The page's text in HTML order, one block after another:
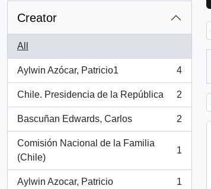
Creator
All
Aylwin Azócar, Patricio1
, 4 results
4
Chile. Presidencia de la República
, 2 results
2
Bascuñan Edwards, Carlos
, 2 results
2
Comisión Nacional de la Familia
(Chile)
, 1 results
1
Aylwin Azocar, Patricio 1